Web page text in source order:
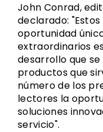
John Conrad,
declarado:
oportunidad
extraordinarios
desarrollo que
productos que
número de los
lectores la
soluciones
servicio".